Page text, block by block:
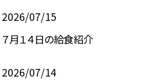
2026/07/15
７月１４日の給食紹介
2026/07/14